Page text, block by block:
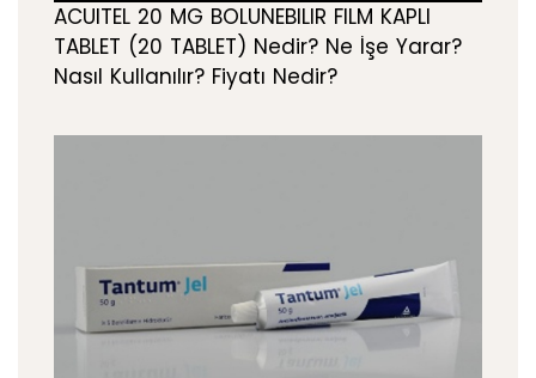
ACUITEL 20 MG BOLUNEBILIR FILM KAPLI
TABLET (20 TABLET) Nedir? Ne İşe Yarar?
Nasıl Kullanılır? Fiyatı Nedir?